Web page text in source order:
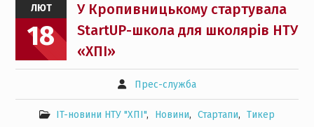
ЛЮТ
18
У Кропивницькому стартувала
StartUP-школа для школярів НТУ
«ХПІ»
Прес-служба
IT-новини НТУ "ХПІ", Новини, Стартапи, Тикер